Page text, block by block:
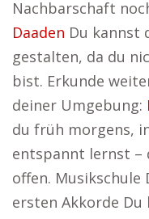
Nachbarschaft
Daaden Du kannst
gestalten, da du
bist. Erkunde
deiner Umgebung:
du früh morgens,
entspannt lernst –
offen. Musikschule
ersten Akkorde